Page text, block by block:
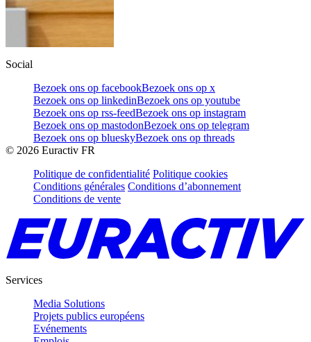
Social
Bezoek ons op facebookBezoek ons op x
Bezoek ons op linkedinBezoek ons op youtube
Bezoek ons op rss-feedBezoek ons op instagram
Bezoek ons op mastodonBezoek ons op telegram
Bezoek ons op blueskyBezoek ons op threads
© 2026 Euractiv FR
Politique de confidentialité Politique cookies
Conditions générales Conditions d’abonnement
Conditions de vente
Services
Media Solutions
Projets publics européens
Evénements